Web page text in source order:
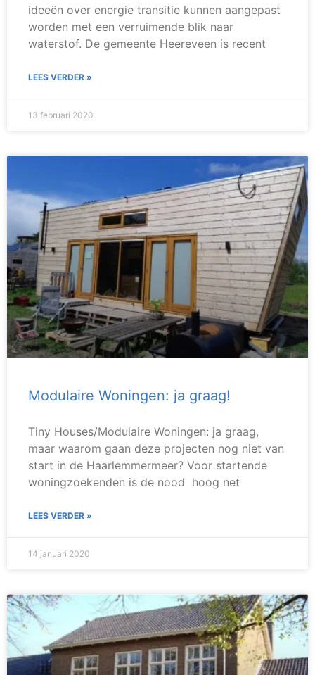
ideeën over energie transitie kunnen aangepast
worden met een verruimende blik naar
waterstof. De gemeente Heereveen is recent
LEES VERDER »
13 februari 2020
Modulaire Woningen: ja graag!
Tiny Houses/Modulaire Woningen: ja graag,
maar waarom gaan deze projecten nog niet van
start in de Haarlemmermeer? Voor startende
woningzoekenden is de nood hoog net
LEES VERDER »
14 januari 2020